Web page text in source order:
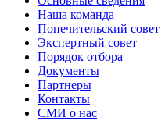
Наша команда
Попечительский совет
Экспертный совет
Порядок отбора
Документы
Партнеры
Контакты
СМИ о нас